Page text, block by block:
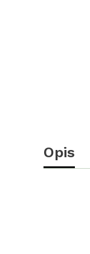
Opis